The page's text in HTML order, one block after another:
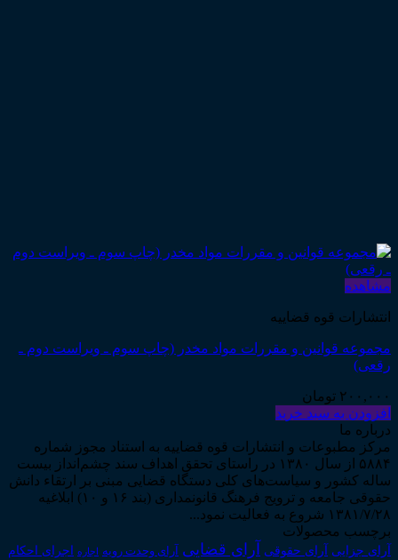
مشاهده
انتشارات قوه قضاییه
مجموعه قوانین و مقررات مواد مخدر (چاپ سوم ـ ویراست دوم ـ
رقعی)
۲۰۰,۰۰۰ تومان
افزودن به سبد خرید
درباره ما
مرکز مطبوعات و انتشارات قوه قضاییه به استناد مجوز شماره
۵۸۸۴ از سال ۱۳۸۰ در راستای تحقق اهداف سند چشم‌انداز بیست
ساله کشور و سیاست‌های کلی دستگاه قضایی مبنی بر ارتقاء دانش
حقوقی جامعه و ترویج فرهنگ قانونمداری (بند ۱۶ و ۱۰) ابلاغیه
۱۳۸۱/۷/۲۸ شروع به فعالیت نمود...
برچسب محصولات
آرای جزایی آرای حقوقی آرای قضایی آرای وحدت رویه اجاره اجرای احکام